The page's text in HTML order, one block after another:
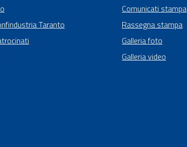
Taranto
Comunicati stampa
Rassegna stampa
Galleria foto
Galleria video